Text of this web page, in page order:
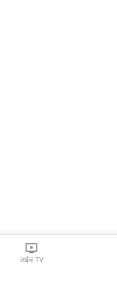
लाईव्ह TV